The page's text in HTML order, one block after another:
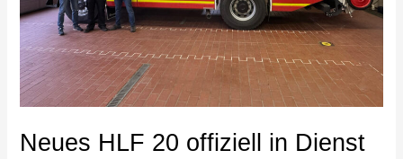
Neues HLF 20 offiziell in Dienst
–
10/6
übergeben